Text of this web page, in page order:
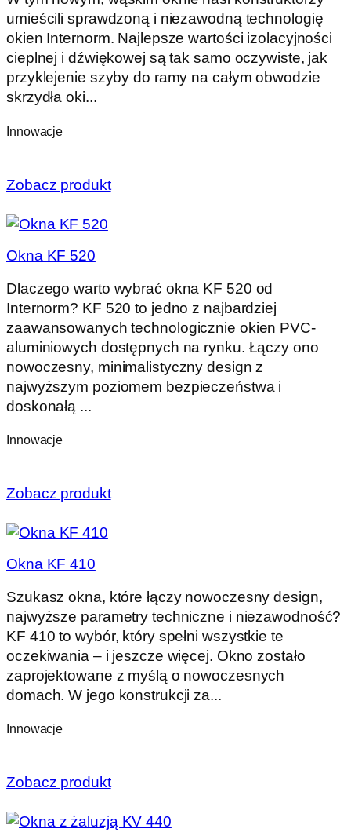
umieścili sprawdzoną i niezawodną technologię
okien Internorm. Najlepsze wartości izolacyjności
cieplnej i dźwiękowej są tak samo oczywiste, jak
przyklejenie szyby do ramy na całym obwodzie
skrzydła oki...
Innowacje
Zobacz produkt
Okna KF 520
Dlaczego warto wybrać okna KF 520 od
Internorm? KF 520 to jedno z najbardziej
zaawansowanych technologicznie okien PVC-
aluminiowych dostępnych na rynku. Łączy ono
nowoczesny, minimalistyczny design z
najwyższym poziomem bezpieczeństwa i
doskonałą ...
Innowacje
Zobacz produkt
Okna KF 410
Szukasz okna, które łączy nowoczesny design,
najwyższe parametry techniczne i niezawodność?
KF 410 to wybór, który spełni wszystkie te
oczekiwania – i jeszcze więcej. Okno zostało
zaprojektowane z myślą o nowoczesnych
domach. W jego konstrukcji za...
Innowacje
Zobacz produkt